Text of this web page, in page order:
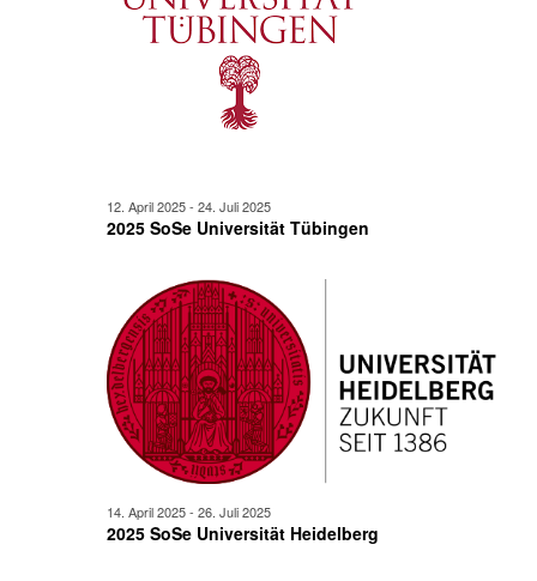
2025 SoSe Universität Tübingen
12. April 2025- 24. Juli 2025
2025 SoSe Universität Heidelberg
14. April 2025- 26. Juli 2025